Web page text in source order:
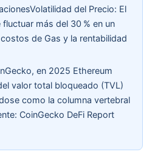
del Precio: El
más del 30 % en un
de Gas y la rentabilidad
en 2025 Ethereum
valor total bloqueado (TVL)
como la columna vertebral
CoinGecko DeFi Report